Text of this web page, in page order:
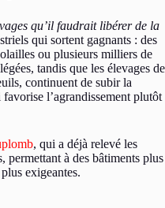
qu’il faudrait libérer de la
qui sortent gagnants : des
ou plusieurs milliers de
tandis que les élevages de
continuent de subir la
l’agrandissement plutôt
, qui a déjà relevé les
permettant à des bâtiments plus
exigeantes.